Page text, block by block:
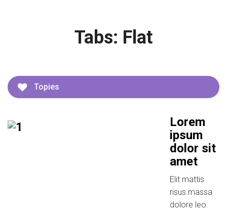
Tabs: Flat
Topies
Lorem
ipsum
dolor sit
amet
Elit mattis
risus massa
dolore leo.